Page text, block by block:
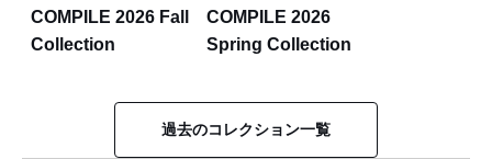
COMPILE 2026 Fall
Collection
COMPILE 2026
Spring Collection
過去のコレクション一覧